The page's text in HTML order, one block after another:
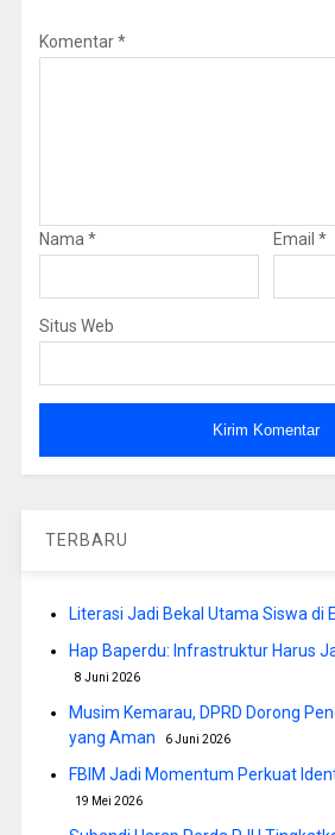
Komentar*
Nama * Email *
Situs Web
TERBARU
Literasi Jadi Bekal Utama Siswa di
Hap Baperdu: Infrastruktur Harus
8 Juni 2026
Musim Kemarau, DPRD Dorong
yang Aman
6 Juni 2026
FBIM Jadi Momentum Perkuat
19 Mei 2026